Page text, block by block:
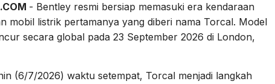
- Bentley resmi bersiap memasuki era kendaraan
mobil listrik pertamanya yang diberi nama Torcal. Model
secara global pada 23 September 2026 di London,
(6/7/2026) waktu setempat, Torcal menjadi langkah